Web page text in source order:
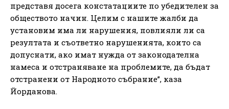
представя досега констатациите по убедителен за
обществото начин. Целим с нашите жалби да
установим има ли нарушения, повлияли ли са
резултата и съответно нарушенията, които са
допуснати, ако имат нужда от законодателна
намеса и отстраняване на проблемите, да бъдат
отстранени от Народното събрание”, каза
Йорданова.